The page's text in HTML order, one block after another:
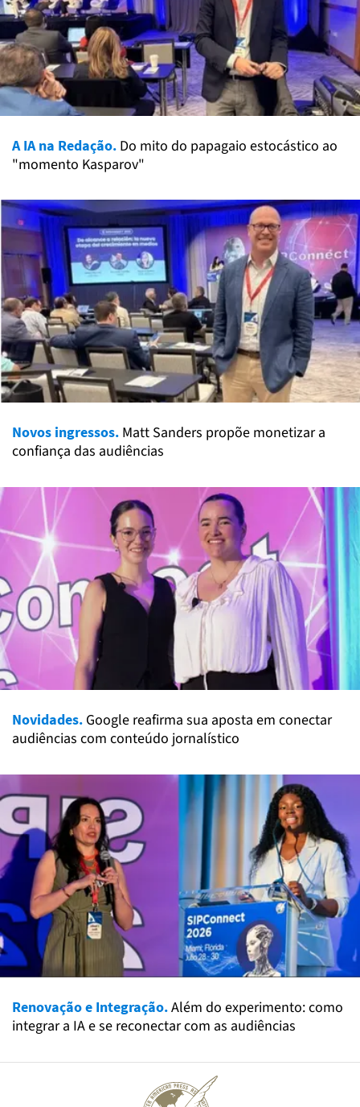
A IA na Redação. Do mito do papagaio estocástico ao
"momento Kasparov"
Novos ingressos. Matt Sanders propõe monetizar a
confiança das audiências
Novidades. Google reafirma sua aposta em conectar
audiências com conteúdo jornalístico
Renovação e Integração.Além do experimento: como
integrar a IA e se reconectar com as audiências